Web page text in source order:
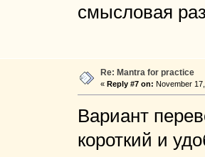
смысловая
Re: Mantra for practice
« Reply #7 on: November
Вариант
короткий и